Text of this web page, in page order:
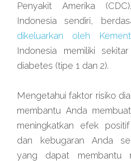
Penyakit Amerika
Indonesia sendiri,
dikeluarkan oleh
Indonesia memiliki
diabetes (tipe 1 dan 2).
Mengetahui faktor risiko
membantu Anda
meningkatkan efek
dan kebugaran Anda
yang dapat membantu